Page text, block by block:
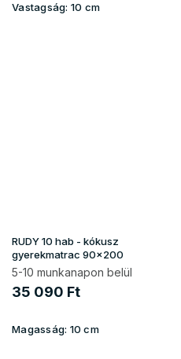
Vastagság: 10 cm
RUDY 10 hab - kókusz
gyerekmatrac 90x200
5-10 munkanapon belül
35 090 Ft
Magasság: 10 cm